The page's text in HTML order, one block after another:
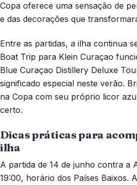
Copa oferece uma sensação de
e das decorações que
Entre as partidas, a ilha continua
Boat Trip para Klein Curaçao
Blue Curaçao Distillery Deluxe
significado especial neste verão.
na Copa com seu próprio licor
certo.
Dicas práticas para
ilha
A partida de 14 de junho contra a
19:00, horário dos Países Baixos.